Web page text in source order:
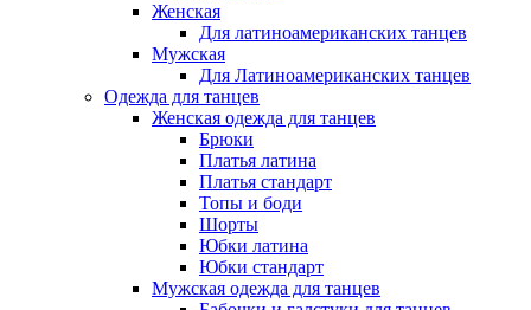
Женская
Для латиноамериканских танцев
Мужская
Для Латиноамериканских танцев
Одежда для танцев
Женская одежда для танцев
Брюки
Платья латина
Платья стандарт
Топы и боди
Шорты
Юбки латина
Юбки стандарт
Мужская одежда для танцев